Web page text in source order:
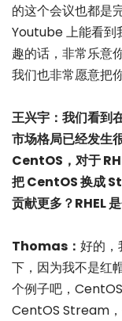
的这个会议也都是
Youtube 上能看到
趣的话，非常乐意
我们也非常愿意把
王兴宇：我们看到
市场格局已经发生
CentOS，对于
把 CentOS 换成
贡献更多？RHEL
Thomas： 好的，
下，因为我不是红
个例子吧，
CentOS Stream